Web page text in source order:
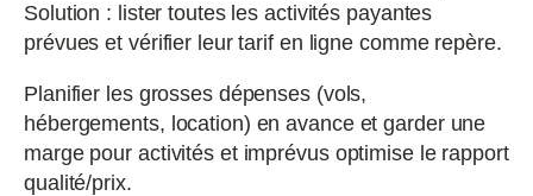
Solution : lister toutes les activités payantes
prévues et vérifier leur tarif en ligne comme repère.
Planifier les grosses dépenses (vols,
hébergements, location) en avance et garder une
marge pour activités et imprévus optimise le rapport
qualité/prix.